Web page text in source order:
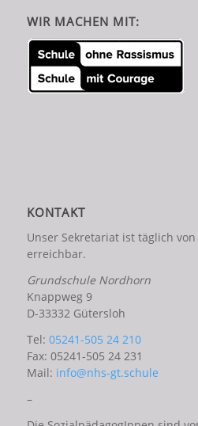
WIR MACHEN MIT:
KONTAKT
Unser Sekretariat ist täglich
erreichbar.
Grundschule Nordhorn
Knappweg 9
D-33332 Gütersloh
Tel: 05241-505 24 210
Fax: 05241-505 24 231
Mail: info@nhs-gt.schule
–